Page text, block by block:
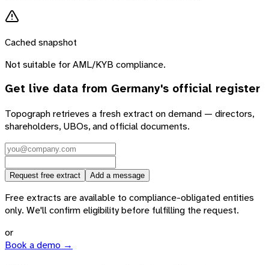
Cached snapshot
Not suitable for AML/KYB compliance.
Get live data from Germany's official register
Topograph retrieves a fresh extract on demand — directors,
shareholders, UBOs, and official documents.
Request free extract Add a message
Free extracts are available to compliance-obligated entities
only. We'll confirm eligibility before fulfilling the request.
or
Book a demo →